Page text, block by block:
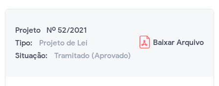
Projeto Nº 52/2021
Tipo:
Projeto de Lei
Situação:
Tramitado (Aprovado)
Baixar Arquivo